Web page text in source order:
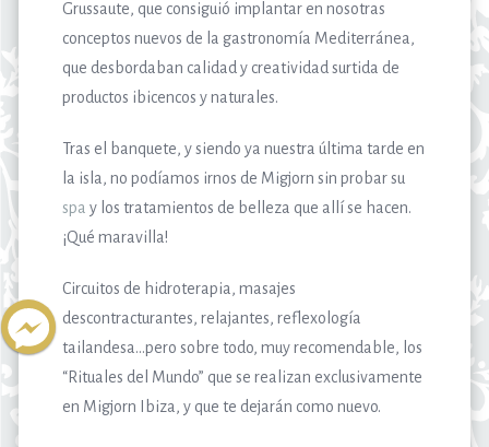
Grussaute, que consiguió implantar en nosotras
conceptos nuevos de la gastronomía Mediterránea,
que desbordaban calidad y creatividad surtida de
productos ibicencos y naturales.
Tras el banquete, y siendo ya nuestra última tarde en
la isla, no podíamos irnos de Migjorn sin probar su
spa y los tratamientos de belleza que allí se hacen.
¡Qué maravilla!
Circuitos de hidroterapia, masajes
descontracturantes, relajantes, reflexología
tailandesa…pero sobre todo, muy recomendable, los
“Rituales del Mundo” que se realizan exclusivamente
en Migjorn Ibiza, y que te dejarán como nuevo.